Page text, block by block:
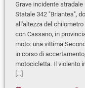
Grave incidente
Statale 342 "Briantea",
all'altezza del
con Cassano, in
moto: una vittima
in corso di
motocicletta. Il violento
[…]